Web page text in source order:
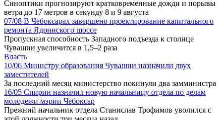
Синоптики прогнозируют кратковременные дожди и порывы
ветра до 17 метров в секунду 8 и 9 августа
07/08 В Чебоксарах завершено проектирование капитального
ремонта Ядринского шоссе
Пропускная способность Западного подъезда к столице
Чувашии увеличится в 1,5–2 раза
Власть
10/06 Министру образования Чувашии назначили двух
заместителей
За последний месяц министерство покинули два замминистра
16/05 Спирин назначил новую начальницу отдела по делам
молодежи мэрии Чебоксар
Прежний начальник отдела Станислав Трофимов уволился с